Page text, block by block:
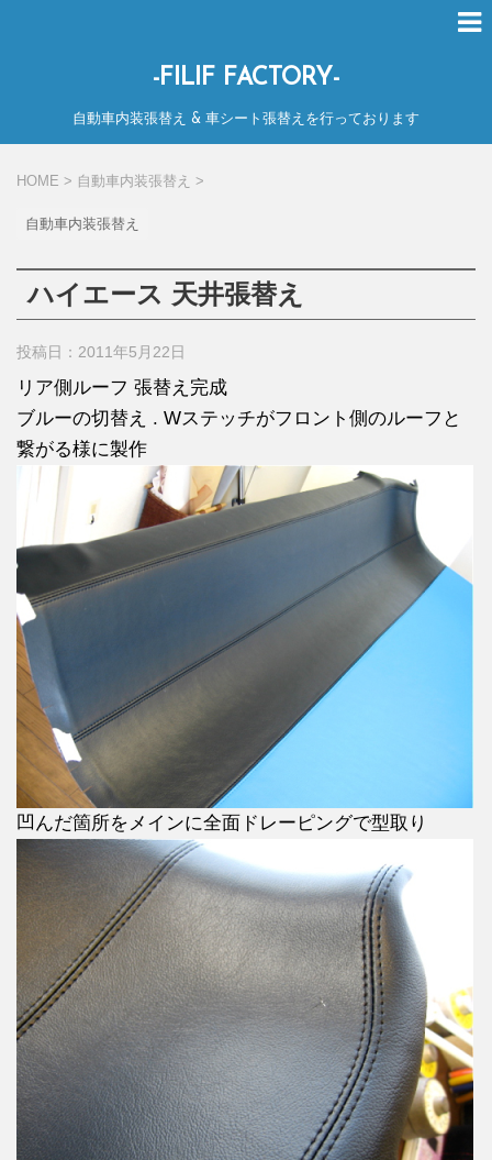
-FILIF FACTORY-
自動車内装張替え & 車シート張替えを行っております
HOME > 自動車内装張替え >
自動車内装張替え
ハイエース 天井張替え
投稿日：2011年5月22日
リア側ルーフ 張替え完成
ブルーの切替え . Wステッチがフロント側のルーフと
繋がる様に製作
凹んだ箇所をメインに全面ドレーピングで型取り